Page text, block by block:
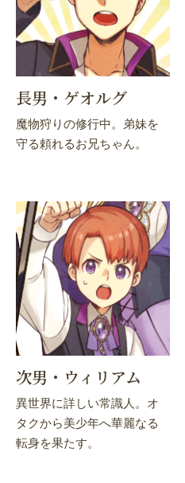
長男・ゲオルグ
魔物狩りの修行中。弟妹を
守る頼れるお兄ちゃん。
次男・ウィリアム
異世界に詳しい常識人。オ
タクから美少年へ華麗なる
転身を果たす。